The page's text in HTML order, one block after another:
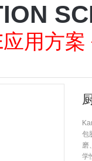
用方案
包
磨
学